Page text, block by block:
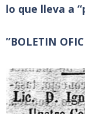
lo que lleva a
”BOLETIN